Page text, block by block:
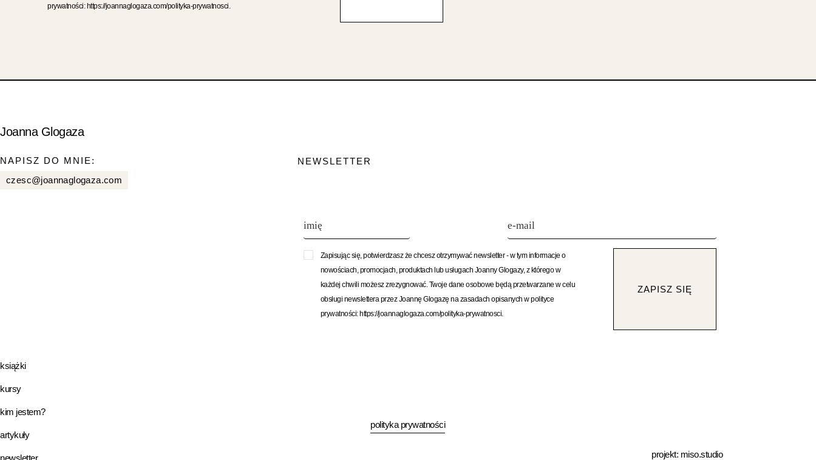
prywatności: https://joannaglogaza.com/polityka-prywatnosci.
Joanna Glogaza
NAPISZ DO MNIE:
czesc@joannaglogaza.com
NEWSLETTER
Zapisując się, potwierdzasz że chcesz otrzymywać newsletter - w tym informacje o
nowościach, promocjach, produktach lub usługach Joanny Glogazy, z którego w
każdej chwili możesz zrezygnować. Twoje dane osobowe będą przetwarzane w celu
obsługi newslettera przez Joannę Glogazę na zasadach opisanych w polityce
prywatności: https://joannaglogaza.com/polityka-prywatnosci.
ZAPISZ SIĘ
książki
kursy
kim jestem?
artykuły
polityka prywatności
projekt: miso.studio